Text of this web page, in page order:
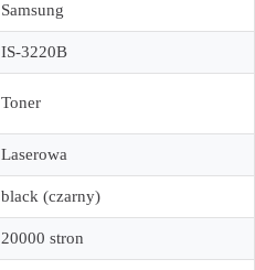
Samsung
IS-3220B
Toner
Laserowa
black (czarny)
20000 stron